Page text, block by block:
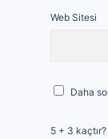
Web Sitesi
Daha
5 + 3 kaçtır?